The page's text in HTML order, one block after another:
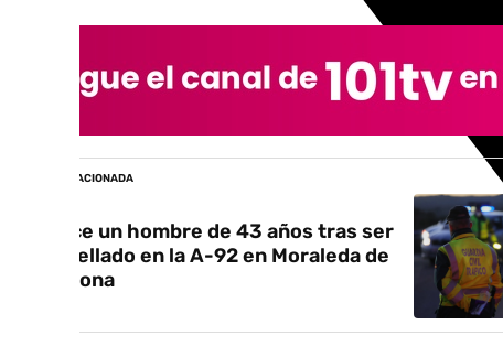
NOTICIA RELACIONADA
Fallece un hombre de 43 años tras ser
atropellado en la A-92 en Moraleda de
Zafayona